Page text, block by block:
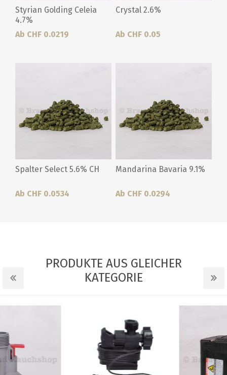
Styrian Golding Celeia
4.7%
Ab CHF 0.0219
Crystal 2.6%
Ab CHF 0.05
Spalter Select 5.6% CH
Ab CHF 0.0534
Mandarina Bavaria 9.1%
Ab CHF 0.0294
PRODUKTE AUS GLEICHER
KATEGORIE